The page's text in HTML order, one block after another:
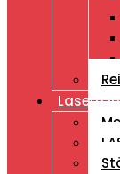
Lasern